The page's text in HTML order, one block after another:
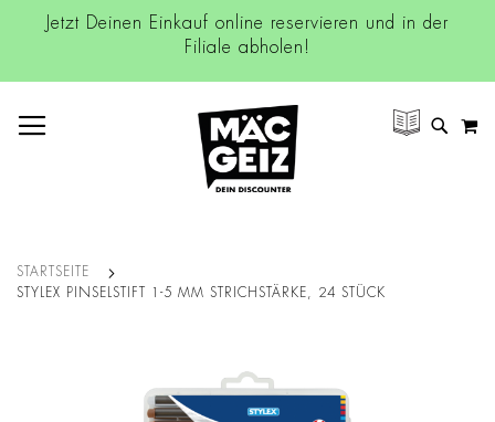
Jetzt Deinen Einkauf online reservieren und in der
Filiale abholen!
SUCHE
STARTSEITE
STYLEX PINSELSTIFT 1-5 MM STRICHSTÄRKE, 24 STÜCK